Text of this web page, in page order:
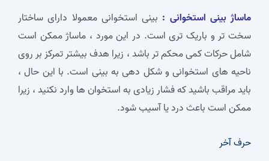
ماساژ بینی استخوانی : بینی استخوانی معمولا دارای ساختار
سخت‌ تر و باریک‌ تری است. در این مورد ، ماساژ ممکن است
شامل حرکات کمی محکم تر باشد ، زیرا هدف بیشتر تمرکز بر روی
ناحیه‌ های استخوانی و شکل‌ دهی به بینی است. با این حال ،
باید مراقب باشید که فشار زیادی به استخوان‌ ها وارد نکنید ، زیرا
ممکن است باعث درد یا آسیب شود.
حرف آخر